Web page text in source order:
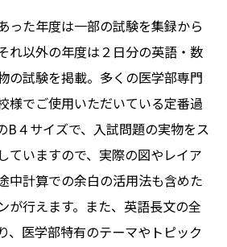
った年度は一部の試験を集録から
れ以外の年度は２日分の英語・数
の試験を掲載。多くの医学部専門
様でご使用いただいている定番過
B４サイズで、入試問題の実物をス
ていますので、実際の図やレイア
中計算での余白の活用法も含めた
が行えます。また、英語長文の全
、医学部特有のテーマやトピック